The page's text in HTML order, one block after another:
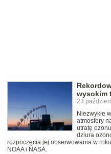
wysokim
23
Niezwykłe
atmosfery
utratę
dziura
rozpoczęcia jej obserwowania w
NOAA i NASA.